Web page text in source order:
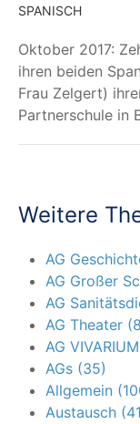
SPANISCH
Okto­ber 2017:
ihren bei­den
Frau Zel­gert)
Part­ner­schu­le in
Weitere
AG
AG Großer
AG
AG Theater
AG
AGs (35)
Allgemein
Austausch